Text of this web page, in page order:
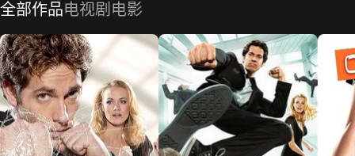
全部作品电视剧 电影